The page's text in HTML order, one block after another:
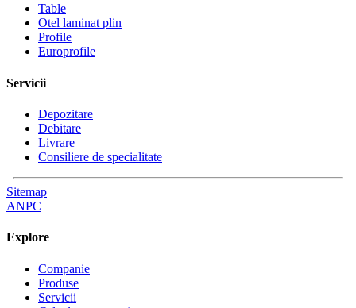
Table
Otel laminat plin
Profile
Europrofile
Servicii
Depozitare
Debitare
Livrare
Consiliere de specialitate
Sitemap
ANPC
Explore
Companie
Produse
Servicii